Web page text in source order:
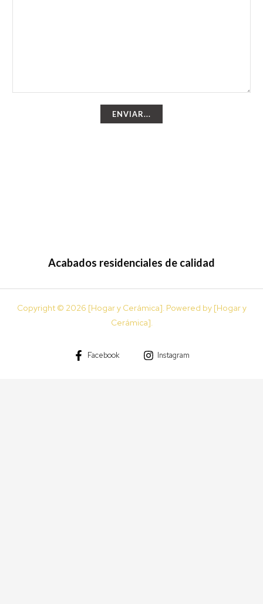
ENVIAR...
Acabados residenciales de calidad
Copyright © 2026 [Hogar y Cerámica]. Powered by [Hogar y
Cerámica].
Facebook Instagram